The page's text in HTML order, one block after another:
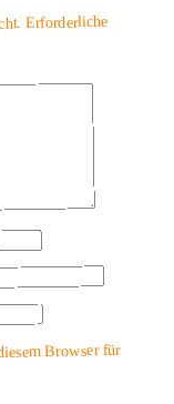
Erforderliche
Browser für